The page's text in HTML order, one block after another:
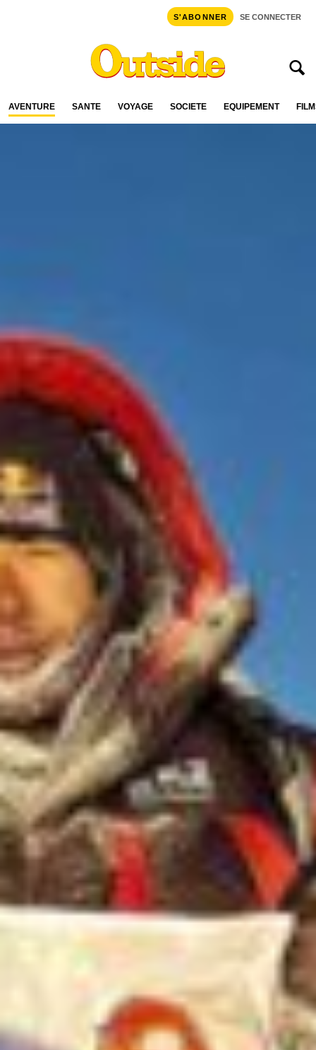
S'ABONNER SE CONNECTER
AVENTURE SANTÉ VOYAGE SOCIÉTÉ ÉQUIPEMENT